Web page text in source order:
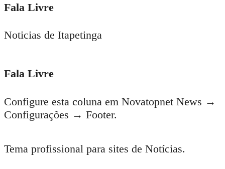
Fala Livre
Noticias de Itapetinga
Fala Livre
Configure esta coluna em Novatopnet News →
Configurações → Footer.
Tema profissional para sites de Notícias.